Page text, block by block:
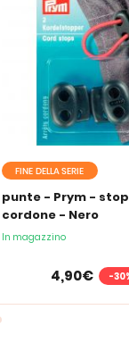
FINE DELLA SERIE
punte - Prym - stop
cordone - Nero
In magazzino
4,90€ -